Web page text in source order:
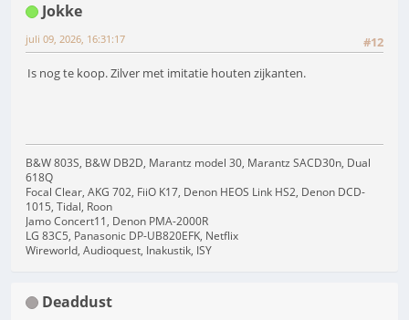
Jokke
#12
juli 09, 2026, 16:31:17
Is nog te koop. Zilver met imitatie houten zijkanten.
B&W 803S, B&W DB2D, Marantz model 30, Marantz SACD30n, Dual
618Q
Focal Clear, AKG 702, FiiO K17, Denon HEOS Link HS2, Denon DCD-
1015, Tidal, Roon
Jamo Concert11, Denon PMA-2000R
LG 83C5, Panasonic DP-UB820EFK, Netflix
Wireworld, Audioquest, Inakustik, ISY
Deaddust